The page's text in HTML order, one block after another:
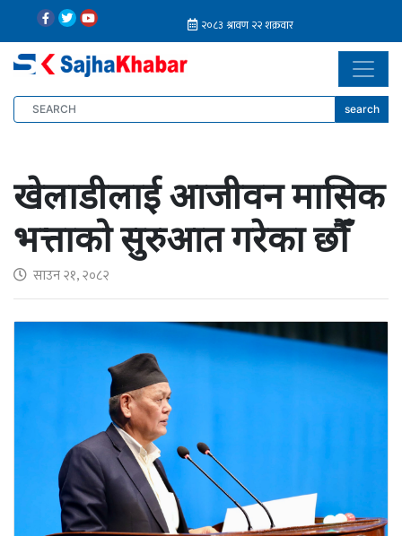
search
खेलाडीलाई आजीवन मासिक
भत्ताको सुरुआत गरेका छौँ
साउन २१, २०८२